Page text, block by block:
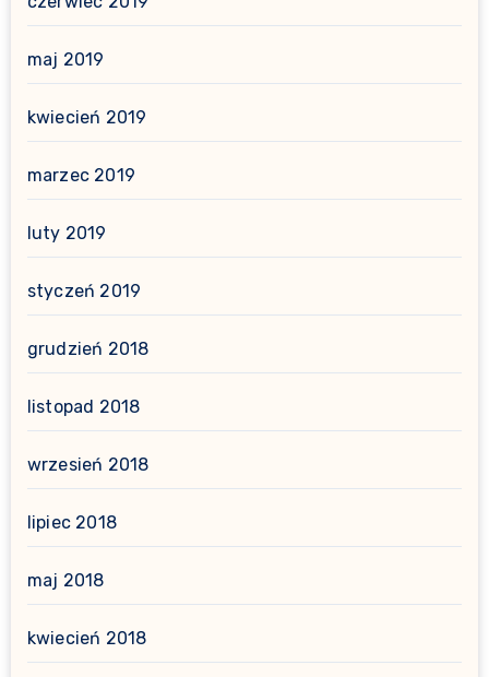
maj 2019
kwiecień 2019
marzec 2019
luty 2019
styczeń 2019
grudzień 2018
listopad 2018
wrzesień 2018
lipiec 2018
maj 2018
kwiecień 2018